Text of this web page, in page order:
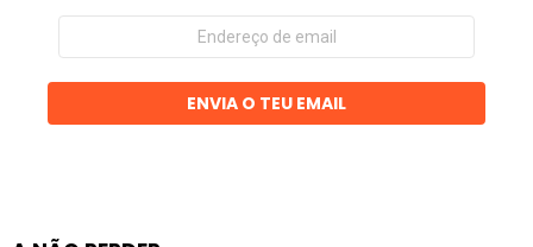
Endereço
email
ENVIA O TEU EMAIL